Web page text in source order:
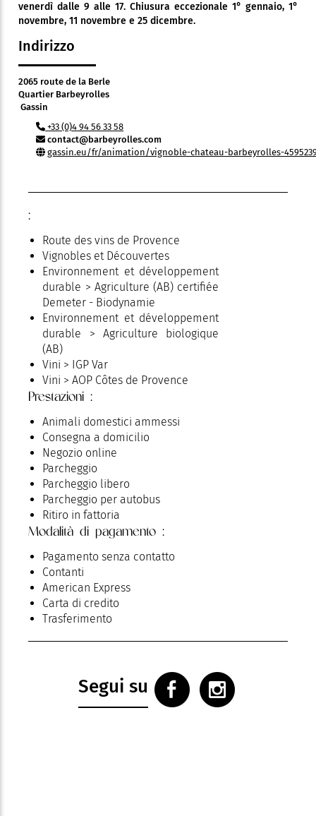
venerdì dalle 9 alle 17. Chiusura eccezionale 1° gennaio, 1°
novembre, 11 novembre e 25 dicembre.
Indirizzo
2065 route de la Berle
Quartier Barbeyrolles
Gassin
+33 (0)4 94 56 33 58
contact@barbeyrolles.com
gassin.eu/fr/animation/vignoble-chateau-barbeyrolles-
:
Route des vins de Provence
Vignobles et Découvertes
Environnement et développement
durable > Agriculture (AB) certifiée
Demeter - Biodynamie
Environnement et développement
durable > Agriculture biologique
(AB)
Vini > IGP Var
Vini > AOP Côtes de Provence
Vignerons Indépendants > Caves
indépendants
Prestazioni :
Animali domestici ammessi
Consegna a domicilio
Negozio online
Parcheggio
Parcheggio libero
Parcheggio per autobus
Ritiro in fattoria
Modalità di pagamento :
Pagamento senza contatto
Contanti
American Express
Carta di credito
Trasferimento
Segui su